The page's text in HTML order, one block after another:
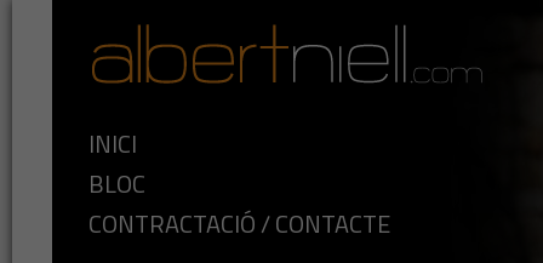
INICI
BLOC
CONTRACTACIÓ / CONTACTE